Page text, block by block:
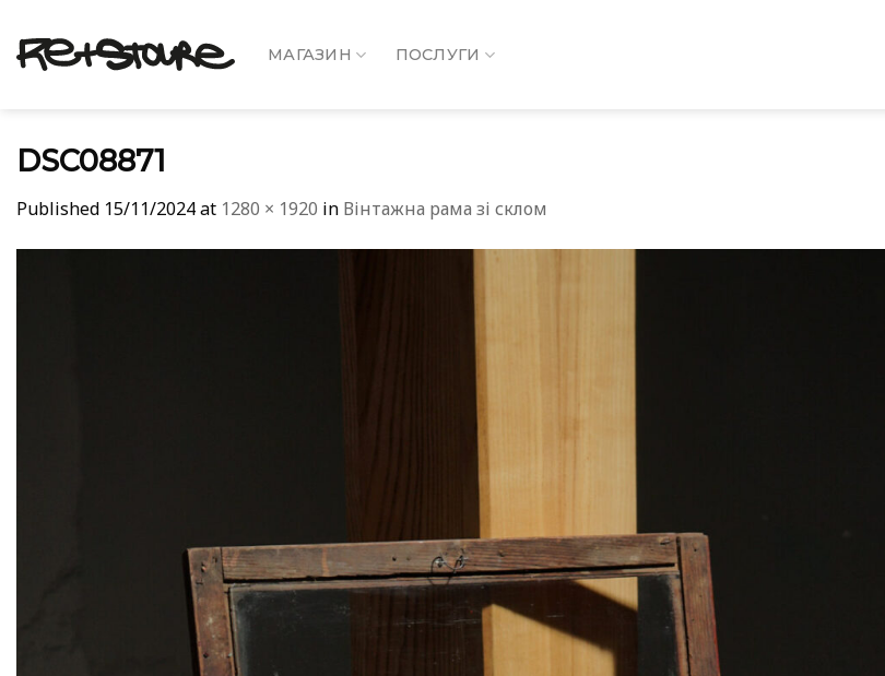
content
МАГАЗИН ПОСЛУГИ
DSC08871
Published 15/11/2024at 1280 × 1920 in Вінтажна рама зі склом